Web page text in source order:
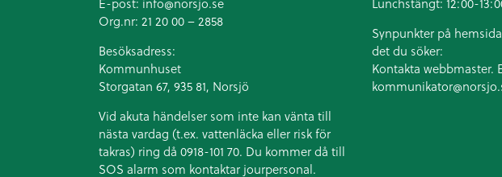
Org.nr: 21 20 00 – 2858
Besöksadress:
Kommunhuset
Storgatan 67, 935 81, Norsjö
Vid akuta händelser som inte kan vänta till
nästa vardag (t.ex. vattenläcka eller risk för
takras) ring då 0918-101 70. Du kommer då till
SOS alarm som kontaktar jourpersonal.
Synpunkter på
det du söker:
Kontakta webbmaster.